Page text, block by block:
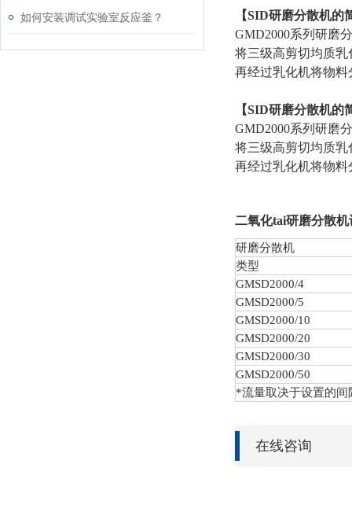
如何安装调试实验室反应釜？
【SID研磨分散机的
GMD2000系列研磨
将三级高剪切均质
再经过乳化机将物料
【SID研磨分散机的
GMD2000系列研磨
将三级高剪切均质
再经过乳化机将物料
二氧化tai研磨分散
研磨分散机
类型
GMSD2000/4
GMSD2000/5
GMSD2000/10
GMSD2000/20
GMSD2000/30
GMSD2000/50
*流量取决于设置的间
在线咨询